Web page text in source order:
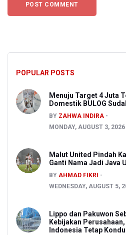
POPULAR POSTS
Menuju Target 4 Juta
Domestik BULOG
BY ZAHWA INDIRA
MONDAY, AUGUST 3,
Malut United Pindah
Ganti Nama Jadi Java
BY AHMAD FIKRI
WEDNESDAY, AUGUST 5,
Lippo dan Pakuwon
Kebijakan
Indonesia Tetap